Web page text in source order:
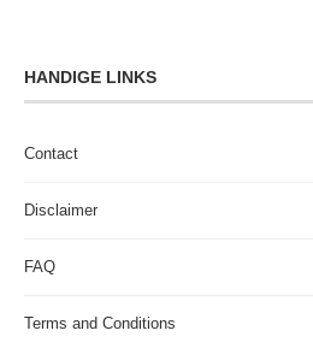
HANDIGE LINKS
Contact
Disclaimer
FAQ
Terms and Conditions